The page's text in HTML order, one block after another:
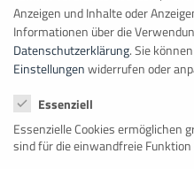
D–53117Bonn
+49 228 98 98 081
Übersicht
Bau
Anzeigen und Inhalte oder
Informationen über die
Datenschutzerklärung.Sie
Einstellungenwiderrufen oder
Essenziell
Essenzielle Cookies ermöglichen
sind für die einwandfreie